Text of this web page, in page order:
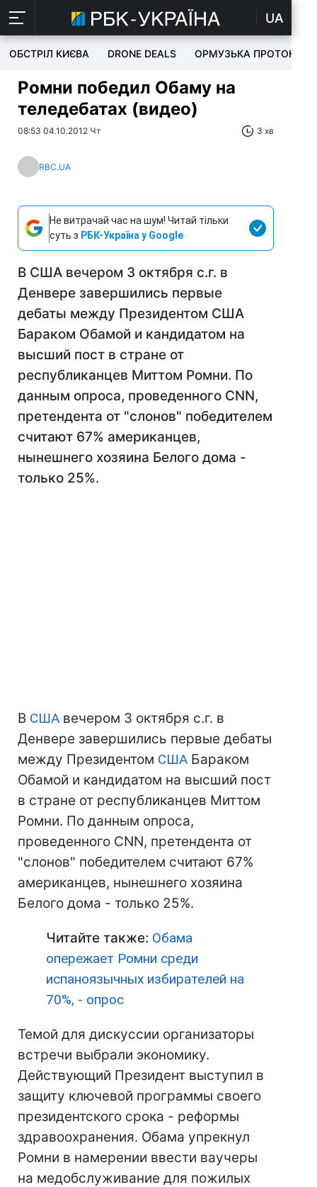
UA
ОБСТРІЛ КИЄВА DRONE DEALS ОРМУЗЬКА ПРОТОКА
Ромни победил Обаму на
теледебатах (видео)
08:53 04.10.2012 Чт 3 хв
RBC.UA
Не витрачай час на шум! Читай тільки
суть з РБК-Україна у Google
В США вечером 3 октября с.г. в
Денвере завершились первые
дебаты между Президентом США
Бараком Обамой и кандидатом на
высший пост в стране от
республиканцев Миттом Ромни. По
данным опроса, проведенного CNN,
претендента от "слонов" победителем
считают 67% американцев,
нынешнего хозяина Белого дома -
только 25%.
В США вечером 3 октября с.г. в
Денвере завершились первые дебаты
между Президентом США Бараком
Обамой и кандидатом на высший пост
в стране от республиканцев Миттом
Ромни. По данным опроса,
проведенного CNN, претендента от
"слонов" победителем считают 67%
американцев, нынешнего хозяина
Белого дома - только 25%.
Читайте также: Обама
опережает Ромни среди
испаноязычных избирателей на
70%, - опрос
Темой для дискуссии организаторы
встречи выбрали экономику.
Действующий Президент выступил в
защиту ключевой программы своего
президентского срока - реформы
здравоохранения. Обама упрекнул
Ромни в намерении ввести ваучеры
на медобслуживание для пожилых